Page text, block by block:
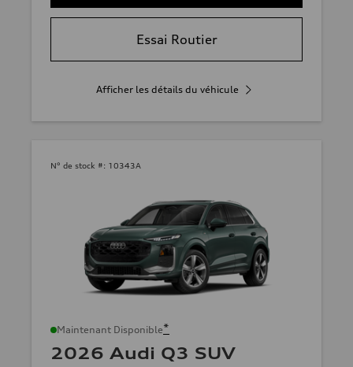
Essai Routier
Afficher les détails du véhicule
N° de stock #: 10343A
Maintenant Disponible*
2026 Audi Q3 SUV